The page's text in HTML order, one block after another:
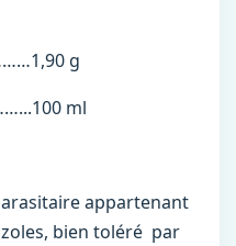
g
ml
appartenant
bien toléré par